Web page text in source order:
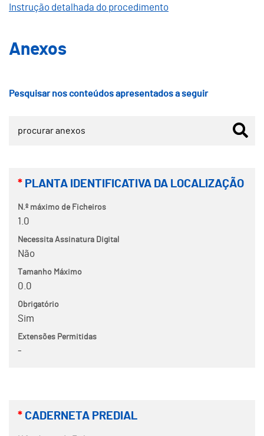
Instrução detalhada do procedimento
Anexos
Pesquisar nos conteúdos apresentados a seguir
* PLANTA IDENTIFICATIVA DA LOCALIZAÇÃO
N.º máximo de Ficheiros
1.0
Necessita Assinatura Digital
Não
Tamanho Máximo
0.0
Obrigatório
Sim
Extensões Permitidas
-
* CADERNETA PREDIAL